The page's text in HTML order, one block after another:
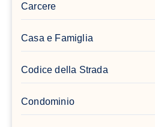
Carcere
Casa e Famiglia
Codice della Strada
Condominio